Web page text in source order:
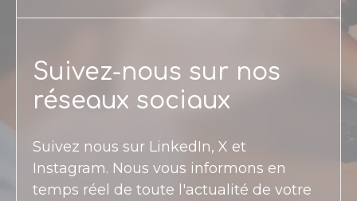
Suivez-nous sur nos
réseaux sociaux
Suivez nous sur LinkedIn, X et
Instagram. Nous vous informons en
temps réel de toute l'actualité de votre